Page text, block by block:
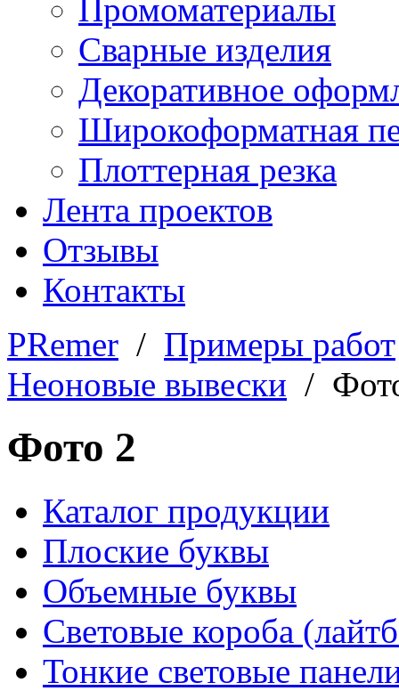
Промоматериалы
Сварные изделия
Декоративное
Широкоформатная
Плоттерная резка
Лента проектов
Отзывы
Контакты
PRemer / Примеры работ
Неоновые вывески /
Фото 2
Каталог продукции
Плоские буквы
Объемные буквы
Световые короба
Тонкие световые